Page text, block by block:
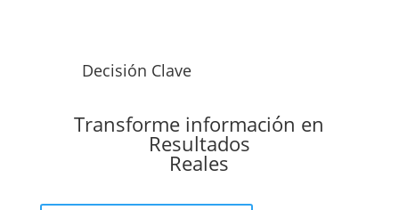
Decisión Clave
Transforme información en
Resultados
Reales